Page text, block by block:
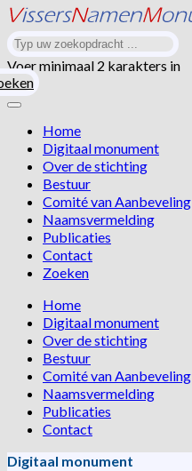
Voer minimaal 2 karakters in
Home
Digitaal monument
Over de stichting
Bestuur
Comité van Aanbeveling
Naamsvermelding
Publicaties
Contact
Zoeken
Home
Digitaal monument
Over de stichting
Bestuur
Comité van Aanbeveling
Naamsvermelding
Publicaties
Contact
Digitaal monument